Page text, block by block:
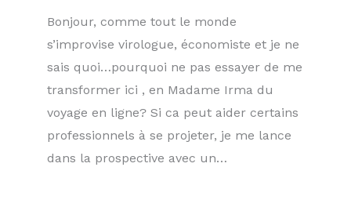
Bonjour, comme tout le monde
s’improvise virologue, économiste et je ne
sais quoi…pourquoi ne pas essayer de me
transformer ici , en Madame Irma du
voyage en ligne? Si ca peut aider certains
professionnels à se projeter, je me lance
dans la prospective avec un…